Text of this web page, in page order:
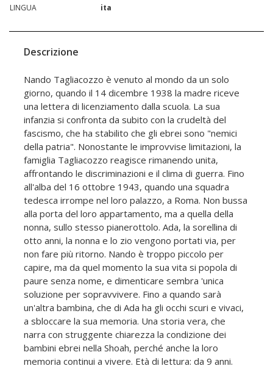
LINGUA
ita
Descrizione
Nando Tagliacozzo è venuto al mondo da un solo
giorno, quando il 14 dicembre 1938 la madre riceve
una lettera di licenziamento dalla scuola. La sua
infanzia si confronta da subito con la crudeltà del
fascismo, che ha stabilito che gli ebrei sono "nemici
della patria". Nonostante le improvvise limitazioni, la
famiglia Tagliacozzo reagisce rimanendo unita,
affrontando le discriminazioni e il clima di guerra. Fino
all'alba del 16 ottobre 1943, quando una squadra
tedesca irrompe nel loro palazzo, a Roma. Non bussa
alla porta del loro appartamento, ma a quella della
nonna, sullo stesso pianerottolo. Ada, la sorellina di
otto anni, la nonna e lo zio vengono portati via, per
non fare più ritorno. Nando è troppo piccolo per
capire, ma da quel momento la sua vita si popola di
paure senza nome, e dimenticare sembra 'unica
soluzione per sopravvivere. Fino a quando sarà
un'altra bambina, che di Ada ha gli occhi scuri e vivaci,
a sbloccare la sua memoria. Una storia vera, che
narra con struggente chiarezza la condizione dei
bambini ebrei nella Shoah, perché anche la loro
memoria continui a vivere. Età di lettura: da 9 anni.